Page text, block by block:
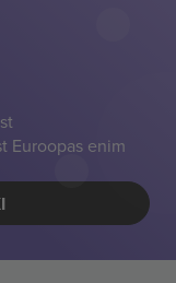
Euroopas enim